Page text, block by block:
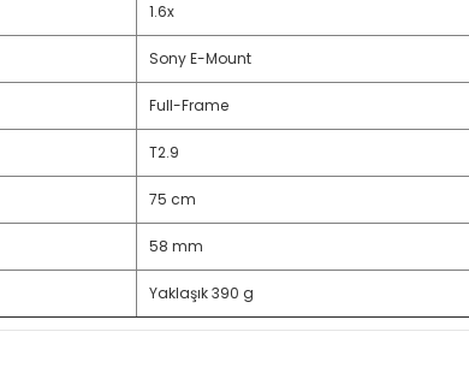
1.6x
Sony E-Mount
Full-Frame
T2.9
75 cm
58 mm
Yaklaşık 390 g